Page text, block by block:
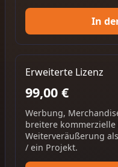
In
Erweiterte Lizenz
99,00 €
Werbung,
breitere kommerzielle
Weiterveräußerung
/ ein Projekt.